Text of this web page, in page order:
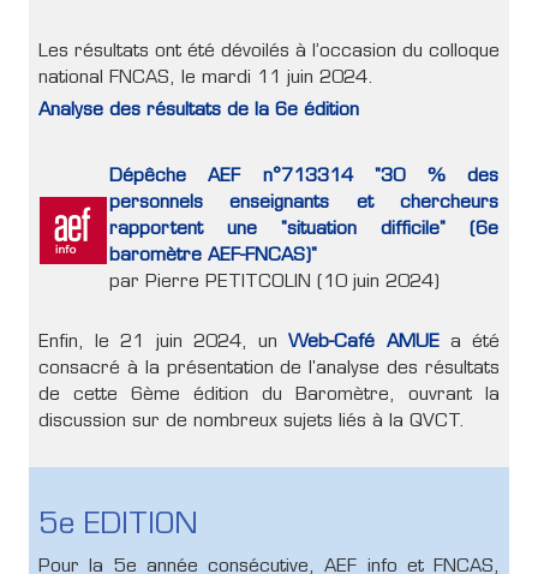
Les résultats ont été dévoilés à l’occasion du colloque
national FNCAS, le mardi 11 juin 2024.
Analyse des résultats de la 6e édition
Dépêche AEF n°713314 "30 % des
personnels enseignants et chercheurs
rapportent une "situation difficile" (6e
baromètre AEF-FNCAS)"
par Pierre PETITCOLIN (10 juin 2024)
Enfin, le 21 juin 2024, unWeb-Café AMUEa été
consacré à la présentation de l'analyse des résultats
de cette 6ème édition du Baromètre, ouvrant la
discussion sur de nombreux sujets liés à la QVCT.
5e EDITION
Pour la 5e année consécutive, AEF info et FNCAS,